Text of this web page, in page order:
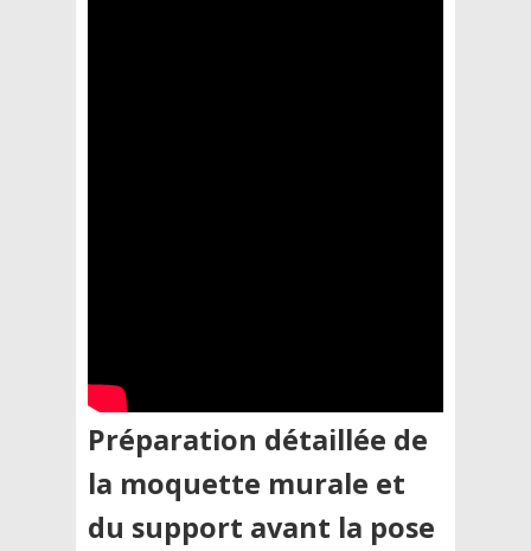
Préparation détaillée de
la moquette murale et
du support avant la pose